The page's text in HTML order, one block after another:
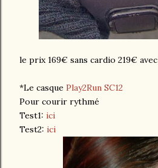
le prix 169€ sans cardio 219€ avec
*Le casque Play2Run SC12
Pour courir rythmé
Test1: ici
Test2: ici